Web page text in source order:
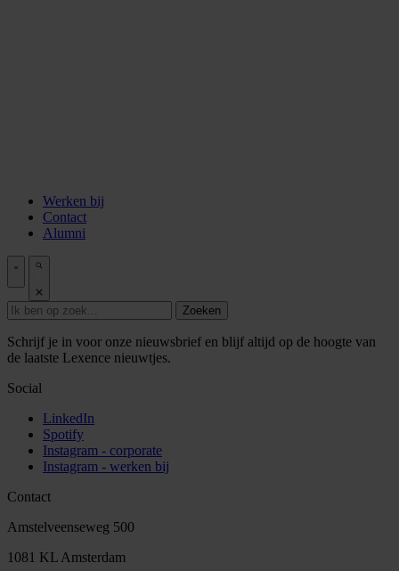
Werken bij
Contact
Alumni
Zoeken
Schrijf je in voor onze nieuwsbrief en blijf altijd op de hoogte van
de laatste Lexence nieuwtjes.
Social
LinkedIn
Spotify
Instagram - corporate
Instagram - werken bij
Contact
Amstelveenseweg 500
1081 KL Amsterdam